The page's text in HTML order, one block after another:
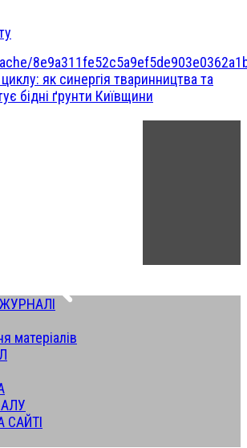
як синергія тваринництва та
бідні ґрунти Київщини
матеріалів